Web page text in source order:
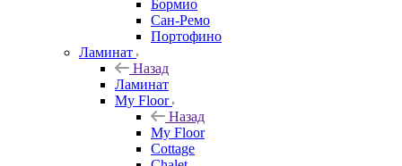
Бормио
Сан-Ремо
Портофино
Ламинат
Назад
Ламинат
My Floor
Назад
My Floor
Cottage